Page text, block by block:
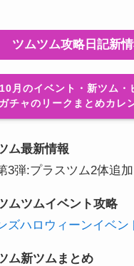
ツムツム攻略日記新
月のイベント・新ツム・
ガチャのリークまとめカレ
ム最新情報
3弾:プラスツム2体追
ムツムイベント攻略
ズハロウィーンイベン
ム新ツムまとめ